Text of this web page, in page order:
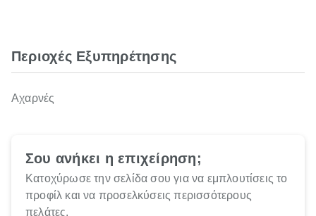
Περιοχές Εξυπηρέτησης
Αχαρνές
Σου ανήκει η επιχείρηση;
Κατοχύρωσε την σελίδα σου για να εμπλουτίσεις το
προφίλ και να προσελκύσεις περισσότερους
πελάτες.